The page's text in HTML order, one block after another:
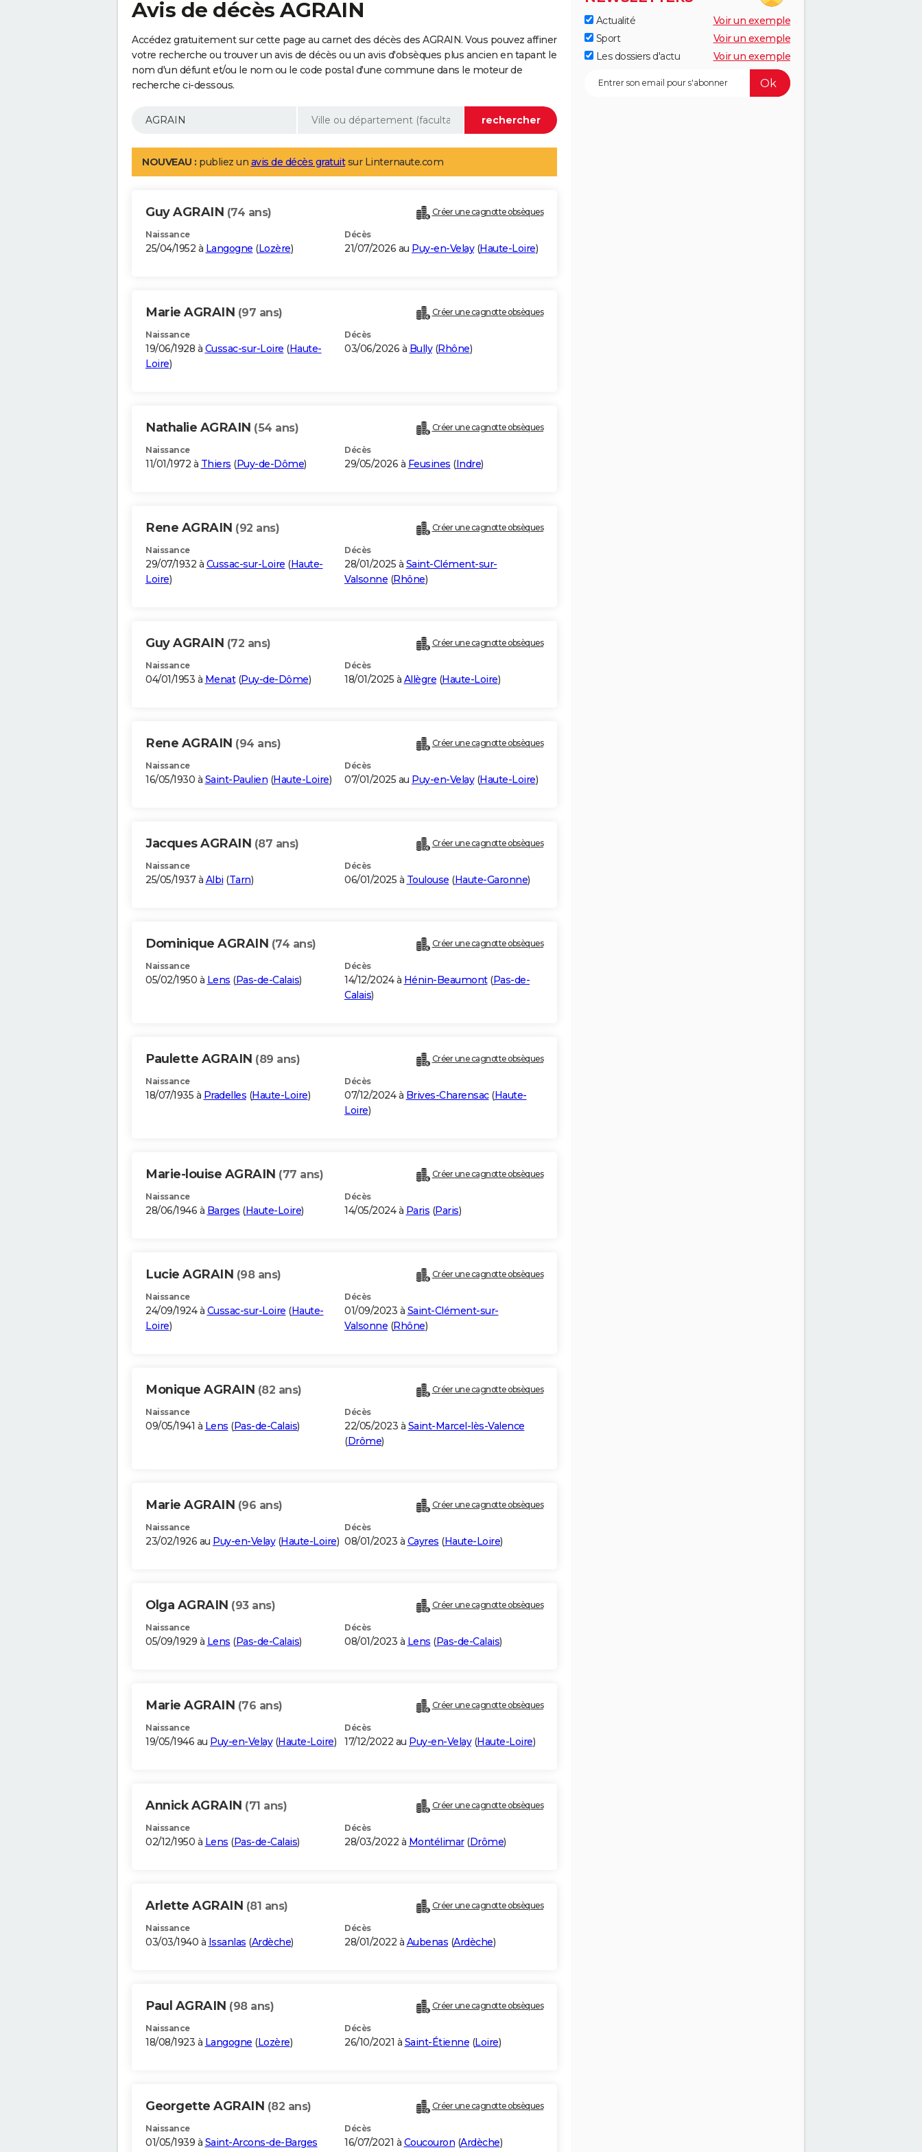
Avis de décès AGRAIN
Accédez gratuitement sur cette page au carnet des décès des AGRAIN. Vous pouvez affiner
votre recherche ou trouver un avis de décès ou un avis d'obsèques plus ancien en tapant le
nom d'un défunt et/ou le nom ou le code postal d'une commune dans le moteur de
recherche ci-dessous.
NOUVEAU : publiez un avis de décès gratuitsur Linternaute.com
Guy AGRAIN (74 ans) Créer une cagnotte obsèques
Naissance
25/04/1952 à Langogne (Lozère)
Décès
21/07/2026 au Puy-en-Velay(Haute-Loire)
Marie AGRAIN (97 ans) Créer une cagnotte obsèques
Naissance
19/06/1928 à Cussac-sur-Loire (Haute-
Loire)
Décès
03/06/2026 à Bully(Rhône)
Nathalie AGRAIN (54 ans) Créer une cagnotte obsèques
Naissance
11/01/1972 à Thiers (Puy-de-Dôme)
Décès
29/05/2026 à Feusines (Indre)
Rene AGRAIN (92 ans) Créer une cagnotte obsèques
Naissance
29/07/1932 à Cussac-sur-Loire (Haute-
Loire)
Décès
28/01/2025 à Saint-Clément-sur-
Valsonne (Rhône)
Guy AGRAIN (72 ans) Créer une cagnotte obsèques
Naissance
04/01/1953 à Menat(Puy-de-Dôme)
Décès
18/01/2025 à Allègre (Haute-Loire)
Rene AGRAIN (94 ans) Créer une cagnotte obsèques
Naissance
16/05/1930 à Saint-Paulien (Haute-Loire)
Décès
07/01/2025 au Puy-en-Velay(Haute-Loire)
Jacques AGRAIN (87 ans) Créer une cagnotte obsèques
Naissance
25/05/1937 à Albi (Tarn)
Décès
06/01/2025 à Toulouse (Haute-Garonne)
Dominique AGRAIN (74 ans) Créer une cagnotte obsèques
Naissance
05/02/1950 à Lens (Pas-de-Calais)
Décès
14/12/2024 à Hénin-Beaumont(Pas-de-
Calais)
Paulette AGRAIN (89 ans) Créer une cagnotte obsèques
Naissance
18/07/1935 à Pradelles (Haute-Loire)
Décès
07/12/2024 à Brives-Charensac(Haute-
Loire)
Marie-louise AGRAIN (77 ans) Créer une cagnotte obsèques
Naissance
28/06/1946 à Barges (Haute-Loire)
Décès
14/05/2024 à Paris (Paris)
Lucie AGRAIN (98 ans) Créer une cagnotte obsèques
Naissance
24/09/1924 à Cussac-sur-Loire (Haute-
Loire)
Décès
01/09/2023 à Saint-Clément-sur-
Valsonne (Rhône)
Monique AGRAIN (82 ans) Créer une cagnotte obsèques
Naissance
09/05/1941 à Lens (Pas-de-Calais)
Décès
22/05/2023 à Saint-Marcel-lès-Valence
(Drôme)
Marie AGRAIN (96 ans) Créer une cagnotte obsèques
Naissance
23/02/1926 au Puy-en-Velay(Haute-Loire)
Décès
08/01/2023 à Cayres (Haute-Loire)
Olga AGRAIN (93 ans) Créer une cagnotte obsèques
Naissance
05/09/1929 à Lens (Pas-de-Calais)
Décès
08/01/2023 à Lens (Pas-de-Calais)
Marie AGRAIN (76 ans) Créer une cagnotte obsèques
Naissance
19/05/1946 au Puy-en-Velay(Haute-Loire)
Décès
17/12/2022 au Puy-en-Velay(Haute-Loire)
Annick AGRAIN (71 ans) Créer une cagnotte obsèques
Naissance
02/12/1950 à Lens (Pas-de-Calais)
Décès
28/03/2022 à Montélimar(Drôme)
Arlette AGRAIN (81 ans) Créer une cagnotte obsèques
Naissance
03/03/1940 à Issanlas (Ardèche)
Décès
28/01/2022 à Aubenas (Ardèche)
Paul AGRAIN (98 ans) Créer une cagnotte obsèques
Naissance
18/08/1923 à Langogne (Lozère)
Décès
26/10/2021 à Saint-Étienne (Loire)
Georgette AGRAIN (82 ans) Créer une cagnotte obsèques
Naissance
01/05/1939 à Saint-Arcons-de-Barges
Décès
16/07/2021 à Coucouron (Ardèche)
Actualité
Voir un exemple
Sport
Voir un exemple
Les dossiers d'actu
Voir un exemple